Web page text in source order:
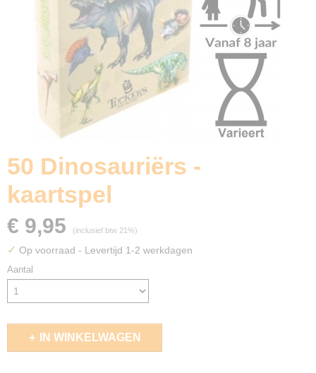
50 Dinosauriërs -
kaartspel
€ 9,95 (inclusief btw 21%)
✓ Op voorraad - Levertijd 1-2 werkdagen
Aantal
IN WINKELWAGEN